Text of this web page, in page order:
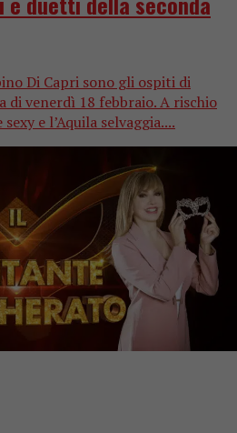
Di Capri sono gli ospiti di
di venerdì 18 febbraio. A rischio
e l’Aquila selvaggia....